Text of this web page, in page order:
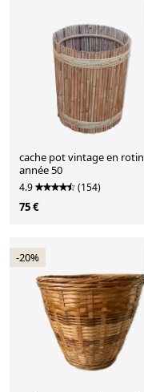
cache pot vintage en rotin
année 50
4.9 (154)
75 €
-20%